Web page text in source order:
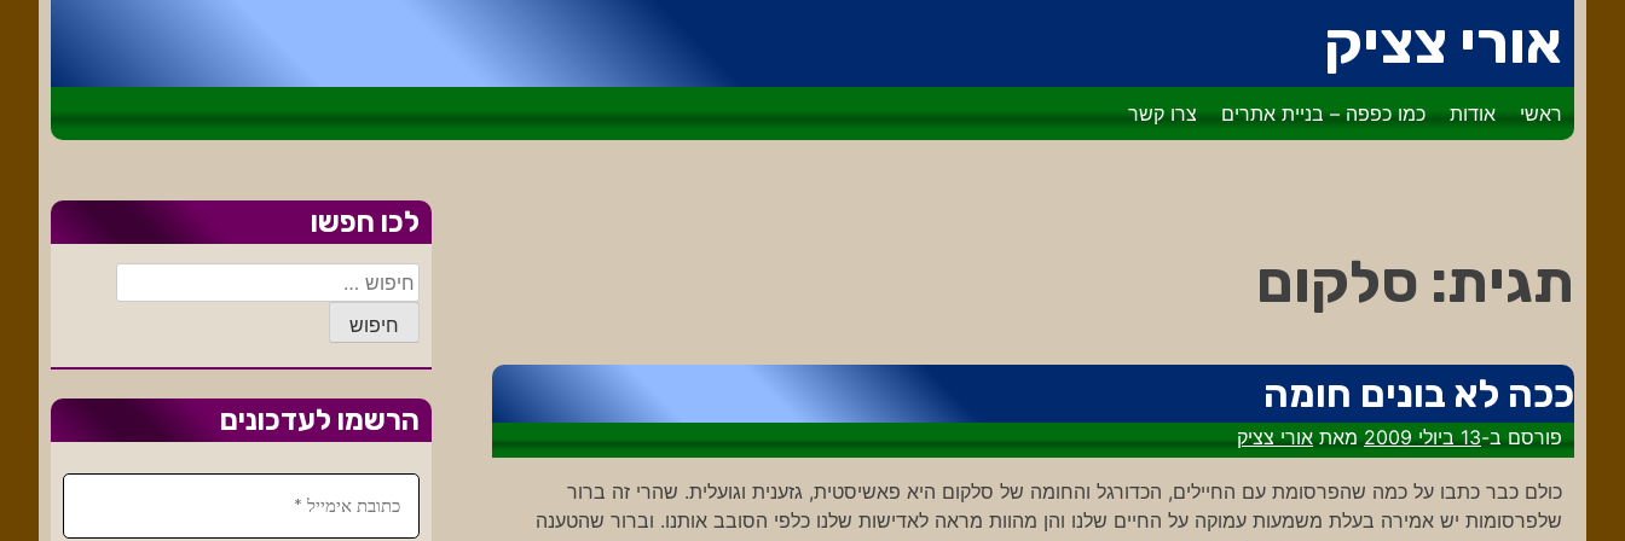
לתוכן
אורי צציק
ראשי אודות כמו כפפה – בניית אתרים צרו קשר
תגית: סלקום
ככה לא בונים חומה
פורסם ב-13 ביולי 2009 מאתאורי צציק
כולם כבר כתבו על כמה שהפרסומת עם החיילים, הכדורגל והחומה של סלקום היא פאשיסטית, גזענית וגועלית. שהרי זה ברור
שלפרסומות יש אמירה בעלת משמעות עמוקה על החיים שלנו והן מהוות מראה לאדישות שלנו כלפי הסובב אותנו. וברור שהטענה
לכו חפשו
חיפוש:
הרשמו לעדכונים